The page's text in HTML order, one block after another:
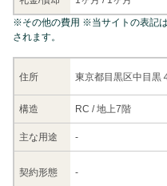
住所 東京都目黒区中目黒
構造 RC / 地上7階
主な用途 -
契約形態 -
※その他の費用 ※当サイトの表記
されます。